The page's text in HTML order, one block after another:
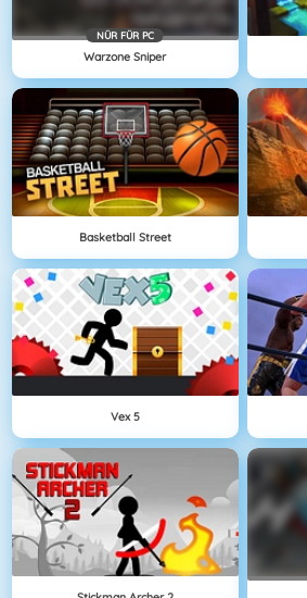
NÜR FÜR PC
Warzone Sniper
Basketball Street
Vex 5